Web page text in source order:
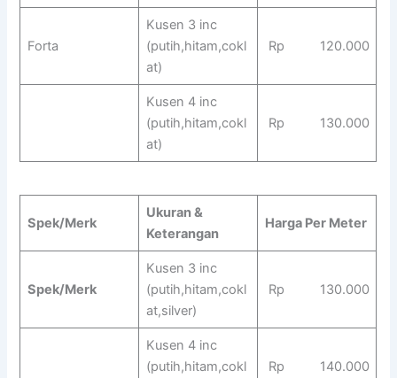
Forta
Kusen 3 inc
(putih,hitam,cokl
at)
Rp 120.000
Kusen 4 inc
(putih,hitam,cokl
at)
Rp 130.000
Spek/Merk
Ukuran &
Keterangan
Harga Per Meter
Spek/Merk
Kusen 3 inc
(putih,hitam,cokl
at,silver)
Rp 130.000
Kusen 4 inc
(putih,hitam,cokl
Rp 140.000